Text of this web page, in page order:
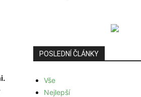
POSLEDNÍ ČLÁNKY
Vše
Nejlepší